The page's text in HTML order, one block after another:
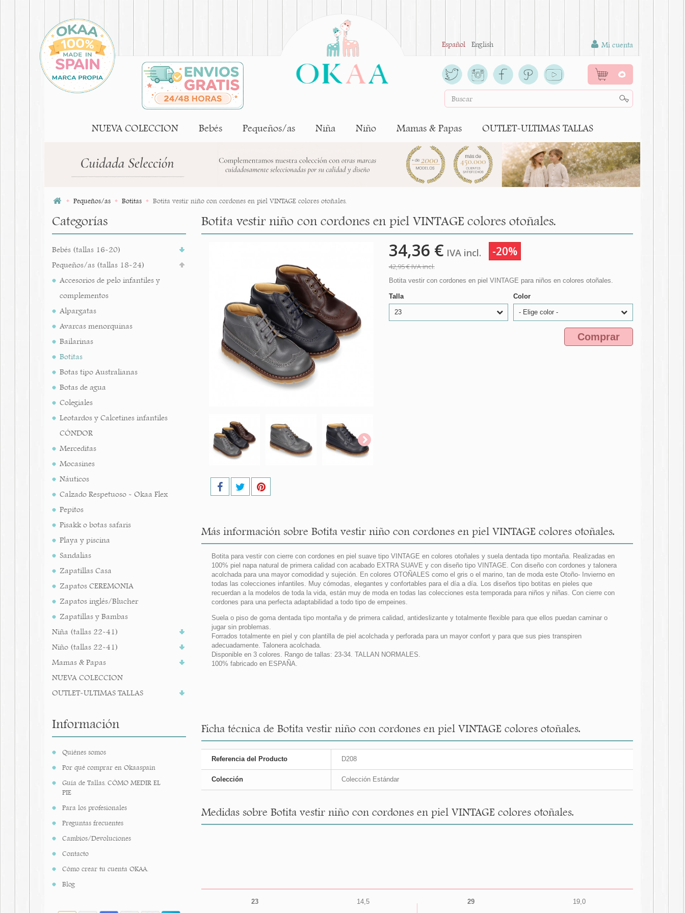
Español English Mi cuenta
0
NUEVA COLECCION Bebés Pequeños/as Niña Niño Mamas & Papas OUTLET-ULTIMAS TALLAS
Pequeños/as Botitas Botita vestir niño con cordones en piel VINTAGE colores otoñales.
Categorías
Bebés (tallas 16-20)
Pequeños/as (tallas 18-24)
Accesorios de pelo infantiles y
complementos
Alpargatas
Avarcas menorquinas
Bailarinas
Botitas
Botas tipo Australianas
Botas de agua
Colegiales
Leotardos y Calcetines infantiles
CÓNDOR
Merceditas
Mocasines
Náuticos
Calzado Respetuoso - Okaa Flex
Pepitos
Pisakk o botas safaris
Playa y piscina
Sandalias
Zapatillas Casa
Zapatos CEREMONIA
Zapatos inglés/Blucher
Zapatillas y Bambas
Niña (tallas 22-41)
Niño (tallas 22-41)
Mamas & Papas
NUEVA COLECCION
OUTLET-ULTIMAS TALLAS
Información
Quiénes somos
Por qué comprar en Okaaspain
Guía de Tallas. CÓMO MEDIR EL
PIE
Para los profesionales
Preguntas frecuentes
Cambios/Devoluciones
Contacto
Cómo crear tu cuenta OKAA.
Blog
Botita vestir niño con cordones en piel VINTAGE colores otoñales.
34,36 € IVA incl. -20%
42,95 €IVA incl.
Botita vestir con cordones en piel VINTAGE para niños en colores otoñales.
Talla
23
Color
- Elige color -
Comprar
Más información sobre Botita vestir niño con cordones en piel VINTAGE colores otoñales.
Botita para vestir con cierre con cordones en piel suave tipo VINTAGE en colores otoñales y suela dentada tipo montaña. Realizadas en
100% piel napa natural de primera calidad con acabado EXTRA SUAVE y con diseño tipo VINTAGE. Con diseño con cordones y talonera
acolchada para una mayor comodidad y sujeción. En colores OTOÑALES como el gris o el marino, tan de moda este Otoño- Invierno en
todas las colecciones infantiles. Muy cómodas, elegantes y confortables para el día a día. Los diseños tipo botitas en pieles que
recuerdan a la modelos de toda la vida, están muy de moda en todas las colecciones esta temporada para niños y niñas. Con cierre con
cordones para una perfecta adaptabilidad a todo tipo de empeines.
Suela o piso de goma dentada tipo montaña y de primera calidad, antideslizante y totalmente flexible para que ellos puedan caminar o
jugar sin problemas.
Forrados totalmente en piel y con plantilla de piel acolchada y perforada para un mayor confort y para que sus pies transpiren
adecuadamente. Talonera acolchada.
Disponible en 3 colores. Rango de tallas: 23-34. TALLAN NORMALES.
100% fabricado en ESPAÑA.
Ficha técnica de Botita vestir niño con cordones en piel VINTAGE colores otoñales.
Referencia del Producto D208
Colección Colección Estándar
Medidas sobre Botita vestir niño con cordones en piel VINTAGE colores otoñales.
23
14,5
29
19,0